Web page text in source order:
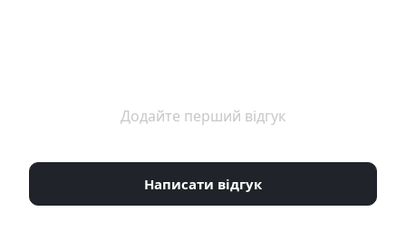
Додайте перший відгук
Написати відгук